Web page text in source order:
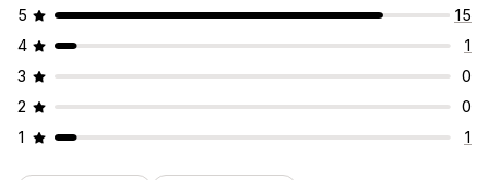
5
15
4
1
3
0
2
0
1
1